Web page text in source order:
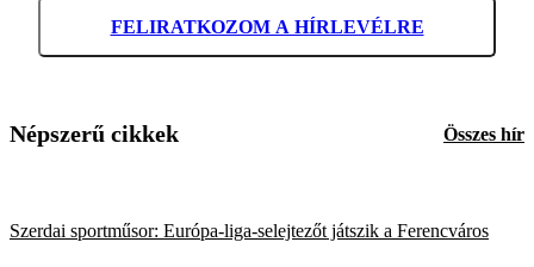
FELIRATKOZOM A HÍRLEVÉLRE
Népszerű cikkek Összes hír
Szerdai sportműsor: Európa-liga-selejtezőt játszik a Ferencváros